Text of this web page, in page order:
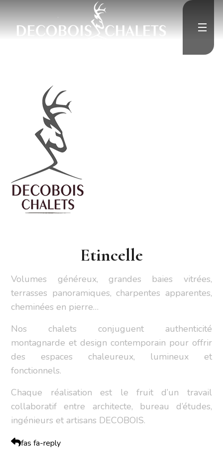
Rénovation
Médias
">
Contact
Etincelle
Volumes généreux, grandes baies vitrées,
terrasses panoramiques, charpentes apparentes,
cheminées en pierre…
Nos chalets conjuguent authenticité
montagnarde et design contemporain pour offrir
des espaces chaleureux, lumineux et
fonctionnels.
Chaque réalisation est le fruit d’un travail
collaboratif entre architecte, bureau d’études,
ingénieurs et artisans DECOBOIS.
fas fa-reply